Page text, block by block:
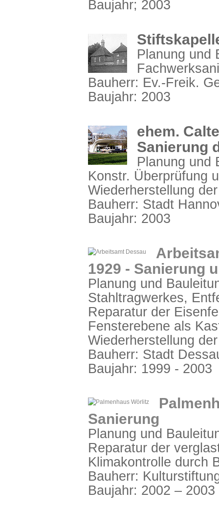
Baujahr; 2003
Planung und
Bauherr: Ev.-Freik.
Baujahr: 2003
ehem.
Sanierung
Planung und
Konstr. Überprüfung
Wiederherstellung
Bauherr: Stadt
Baujahr: 2003
1929 - Sanierung
Planung und
Stahltragwerkes,
Reparatur der
Fensterebene als
Wiederherstellung
Bauherr: Stadt
Baujahr: 1999 - 2003
Sanierung
Planung und
Reparatur der
Klimakontrolle durch
Bauherr:
Baujahr: 2002 – 2003